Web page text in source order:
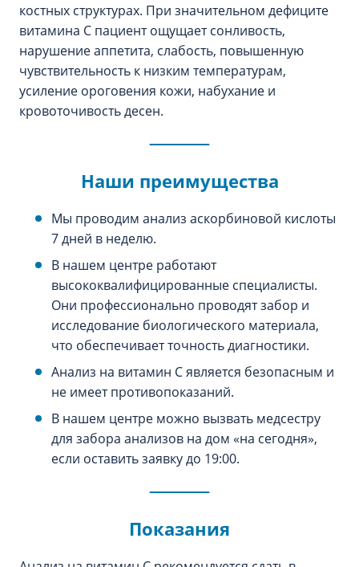
костных структурах. При значительном дефиците
витамина С пациент ощущает сонливость,
нарушение аппетита, слабость, повышенную
чувствительность к низким температурам,
усиление ороговения кожи, набухание и
кровоточивость десен.
Наши преимущества
Мы проводим анализ аскорбиновой кислоты
7 дней в неделю.
В нашем центре работают
высококвалифицированные специалисты.
Они профессионально проводят забор и
исследование биологического материала,
что обеспечивает точность диагностики.
Анализ на витамин С является безопасным и
не имеет противопоказаний.
В нашем центре можно вызвать медсестру
для забора анализов на дом «‎на сегодня»‎,
если оставить заявку до 19:00.
Показания